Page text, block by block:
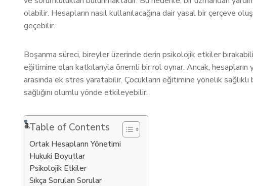
olabilir. Hesapların nasıl kullanılacağına dair yasal bir çerçeve
geçebilir.
Boşanma süreci, bireyler üzerinde derin psikolojik etkiler
eğitimine olan katkılarıyla önemli bir rol oynar. Ancak,
arasında ek stres yaratabilir. Çocukların eğitimine yönelik
sağlığını olumlu yönde etkileyebilir.
Table of Contents
Ortak Hesapların Yönetimi
Hukuki Boyutlar
Psikolojik Etkiler
Sıkça Sorulan Sorular